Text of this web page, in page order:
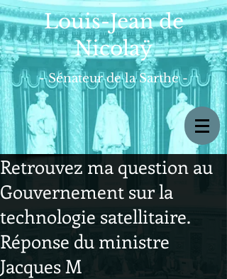
Louis-Jean de
Nicolaÿ
- Sénateur de la Sarthe -
Retrouvez ma question au
Gouvernement sur la
technologie satellitaire.
Réponse du ministre
Jacques M